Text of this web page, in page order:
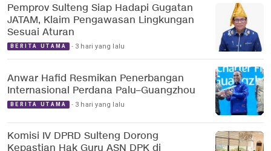
Pemprov Sulteng Siap Hadapi Gugatan
JATAM, Klaim Pengawasan Lingkungan
Sesuai Aturan
BERITA UTAMA 3 hari yang lalu
Anwar Hafid Resmikan Penerbangan
Internasional Perdana Palu–Guangzhou
BERITA UTAMA 3 hari yang lalu
Komisi IV DPRD Sulteng Dorong